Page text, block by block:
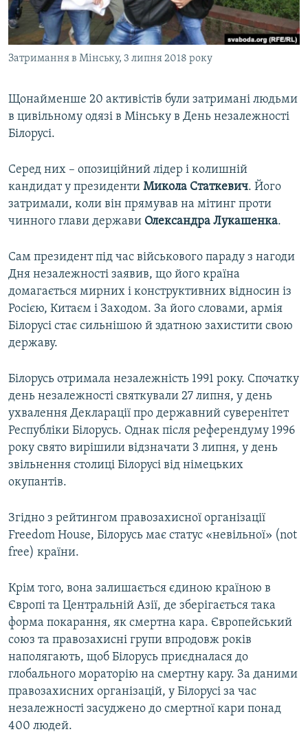
ВІДЕОУРОКИ «ELIFBE»
СВІДЧЕННЯ ОКУПАЦІЇ
УКРАЇНСЬКА ПРОБЛЕМА КРИМУ
Русский
Qırımtatar
Затримання в Мінську, 3 липня 2018 року
Щонайменше 20 активістів були затримані людьми
в цивільному одязі в Мінську в День незалежності
Білорусі.
Серед них – опозиційний лідер і колишній
кандидат у президенти Микола Статкевич. Його
затримали, коли він прямував на мітинг проти
чинного глави держави Олександра Лукашенка.
Сам президент під час військового параду з нагоди
Дня незалежності заявив, що його країна
домагається мирних і конструктивних відносин із
Росією, Китаєм і Заходом. За його словами, армія
Білорусі стає сильнішою й здатною захистити свою
державу.
Білорусь отримала незалежність 1991 року. Спочатку
день незалежності святкували 27 липня, у день
ухвалення Декларації про державний суверенітет
Республіки Білорусь. Однак після референдуму 1996
року свято вирішили відзначати 3 липня, у день
звільнення столиці Білорусі від німецьких
окупантів.
Згідно з рейтингом правозахисної організації
Freedom House, Білорусь має статус «невільної» (not
free) країни.
Крім того, вона залишається єдиною країною в
Європі та Центральній Азії, де зберігається така
форма покарання, як смертна кара. Європейський
союз та правозахисні групи впродовж років
наполягають, щоб Білорусь приєдналася до
глобального мораторію на смертну кару. За даними
правозахисних організацій, у Білорусі за час
незалежності засуджено до смертної кари понад
400 людей.